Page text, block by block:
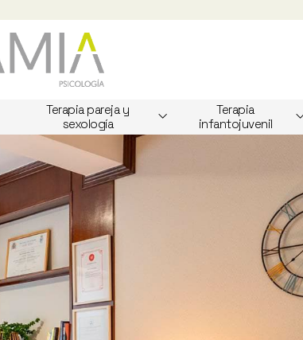
Terapia pareja y
sexología
Terapia
infantojuvenil